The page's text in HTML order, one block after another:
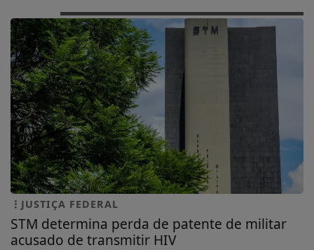
JUSTIÇA FEDERAL
STM determina perda de patente de militar
acusado de transmitir HIV